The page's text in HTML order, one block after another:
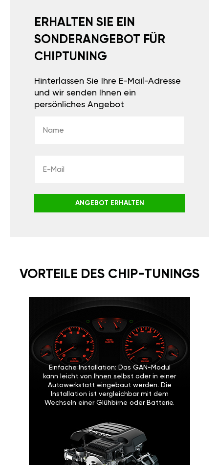
ERHALTEN SIE EIN
SONDERANGEBOT FÜR
CHIPTUNING
Hinterlassen Sie Ihre E-Mail-Adresse
und wir senden Ihnen ein
persönliches Angebot
ANGEBOT ERHALTEN
VORTEILE DES CHIP-TUNINGS
Einfache Installation: Das GAN-Modul
kann leicht von Ihnen selbst oder in einer
Autowerkstatt eingebaut werden. Die
Installation ist vergleichbar mit dem
Wechseln einer Glühbirne oder Batterie.